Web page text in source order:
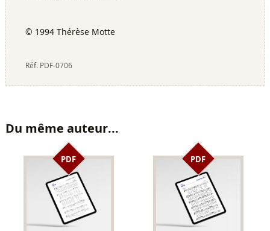
© 1994 Thérèse Motte
Réf. PDF-0706
Du même auteur...
PDF PDF